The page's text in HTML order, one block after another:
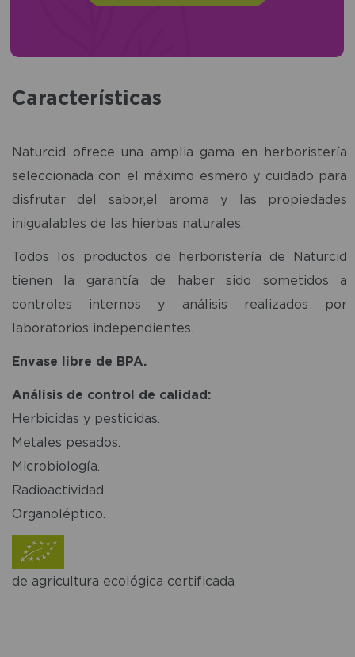
Características
Naturcid ofrece una amplia gama en herboristería
seleccionada con el máximo esmero y cuidado para
disfrutar del sabor,el aroma y las propiedades
inigualables de las hierbas naturales.
Todos los productos de herboristería de Naturcid
tienen la garantía de haber sido sometidos a
controles internos y análisis realizados por
laboratorios independientes.
Envase libre de BPA.
Análisis de control de calidad:
Herbicidas y pesticidas.
Metales pesados.
Microbiología.
Radioactividad.
Organoléptico.
de agricultura ecológica certificada